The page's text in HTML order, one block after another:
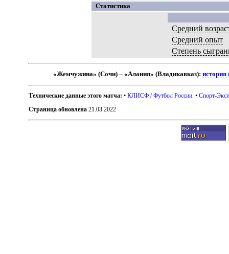
Статистика
Средний
Средний опыт
Степень
«Жемчужина» (Сочи) – «Алания» (Владикавказ):история
Технические данные этого матча: •КЛИСФ / Футбол России . •Спорт-
Страница обновлена 21.03.2022